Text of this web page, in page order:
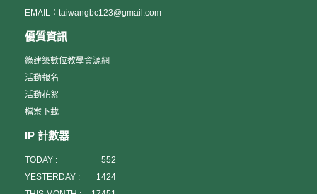
EMAIL：taiwangbc123@gmail.com
優質資訊
綠建築數位教學資源網
活動報名
活動花絮
檔案下載
IP 計數器
TODAY :
552
YESTERDAY :
1424